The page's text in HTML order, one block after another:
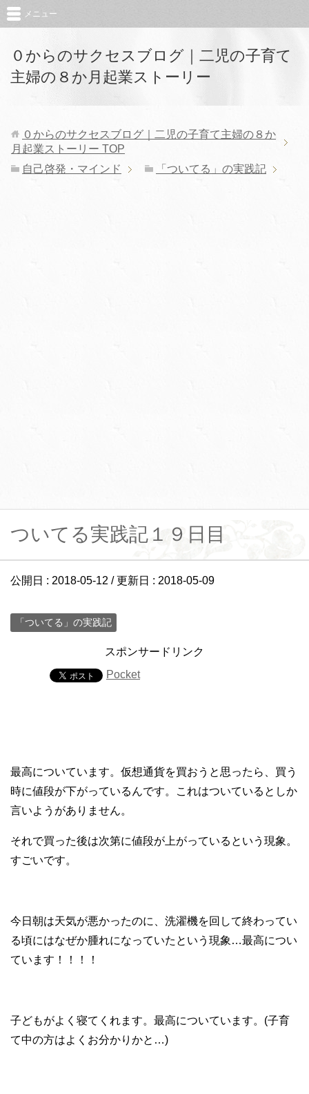
０からのサクセスブログ｜二児の子育て
主婦の８か月起業ストーリー
メニュー
０からのサクセスブログ｜二児の子育て主婦の８か
月起業ストーリー TOP
自己啓発・マインド
「ついてる」の実践記
ついてる実践記１９日目
公開日 : 2018-05-12 / 更新日 : 2018-05-09
「ついてる」の実践記
スポンサードリンク
Pocket
最高についています。仮想通貨を買おうと思ったら、買う
時に値段が下がっているんです。これはついているとしか
言いようがありません。
それで買った後は次第に値段が上がっているという現象。
すごいです。
今日朝は天気が悪かったのに、洗濯機を回して終わってい
る頃にはなぜか腫れになっていたという現象…最高につい
ています！！！！
子どもがよく寝てくれます。最高についています。(子育
て中の方はよくお分かりかと…)